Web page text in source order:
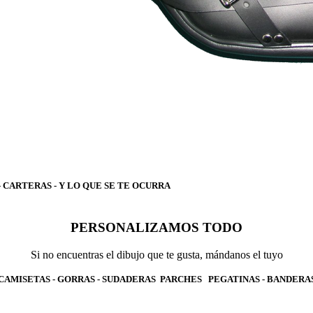
- Y LO QUE SE TE OCURRA
PERSONALIZAMOS TODO
Si no encuentras el dibujo que te gusta, mándanos el tuyo
- GORRAS - SUDADERAS PARCHES PEGATINAS -